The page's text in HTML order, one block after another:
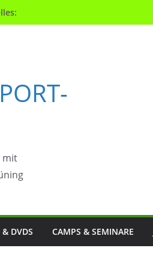
mit
& DVDS CAMPS & SEMINARE